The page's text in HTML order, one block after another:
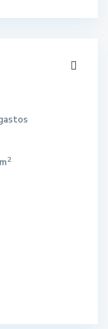
2